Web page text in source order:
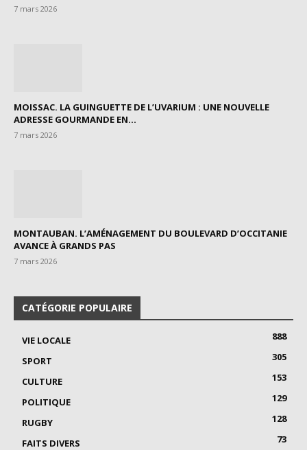
7 mars 2026
MOISSAC. LA GUINGUETTE DE L’UVARIUM : UNE NOUVELLE
ADRESSE GOURMANDE EN...
7 mars 2026
MONTAUBAN. L’AMÉNAGEMENT DU BOULEVARD D’OCCITANIE
AVANCE À GRANDS PAS
7 mars 2026
CATÉGORIE POPULAIRE
VIE LOCALE
888
SPORT
305
CULTURE
153
POLITIQUE
129
RUGBY
128
FAITS DIVERS
73